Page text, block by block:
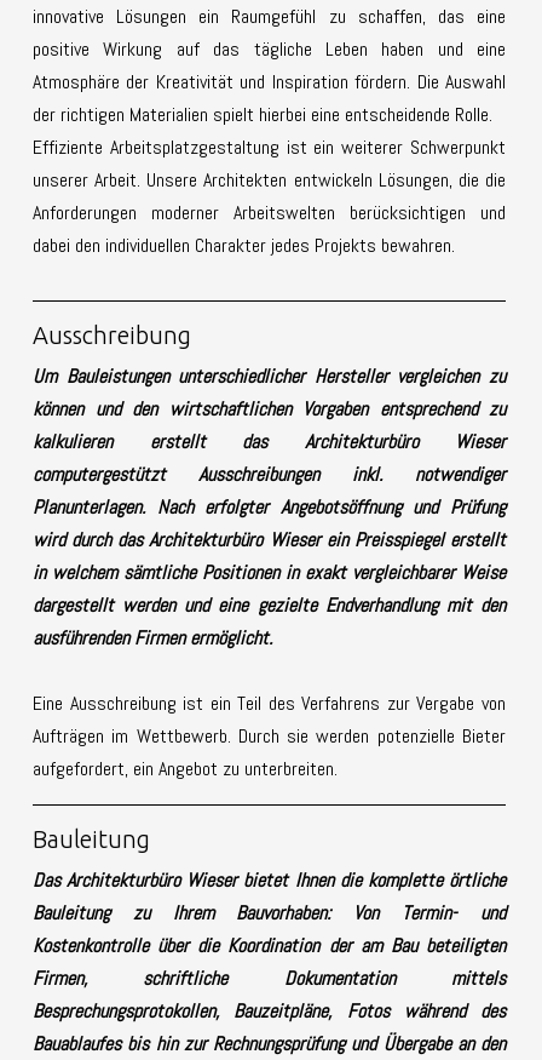
innovative Lösungen ein Raumgefühl zu schaffen, das eine
positive Wirkung auf das tägliche Leben haben und eine
Atmosphäre der Kreativität und Inspiration fördern. Die Auswahl
der richtigen Materialien spielt hierbei eine entscheidende Rolle.
Effiziente Arbeitsplatzgestaltung ist ein weiterer Schwerpunkt
unserer Arbeit. Unsere Architekten entwickeln Lösungen, die die
Anforderungen moderner Arbeitswelten berücksichtigen und
dabei den individuellen Charakter jedes Projekts bewahren.
Ausschreibung
Um Bauleistungen unterschiedlicher Hersteller vergleichen zu
können und den wirtschaftlichen Vorgaben entsprechend zu
kalkulieren erstellt das Architekturbüro Wieser
computergestützt Ausschreibungen inkl. notwendiger
Planunterlagen. Nach erfolgter Angebotsöffnung und Prüfung
wird durch das Architekturbüro Wieser ein Preisspiegel erstellt
in welchem sämtliche Positionen in exakt vergleichbarer Weise
dargestellt werden und eine gezielte Endverhandlung mit den
ausführenden Firmen ermöglicht.
Eine Ausschreibung ist ein Teil des Verfahrens zur Vergabe von
Aufträgen im Wettbewerb. Durch sie werden potenzielle Bieter
aufgefordert, ein Angebot zu unterbreiten.
Bauleitung
Das Architekturbüro Wieser bietet Ihnen die komplette örtliche
Bauleitung zu Ihrem Bauvorhaben: Von Termin- und
Kostenkontrolle über die Koordination der am Bau beteiligten
Firmen, schriftliche Dokumentation mittels
Besprechungsprotokollen, Bauzeitpläne, Fotos während des
Bauablaufes bis hin zur Rechnungsprüfung und Übergabe an den